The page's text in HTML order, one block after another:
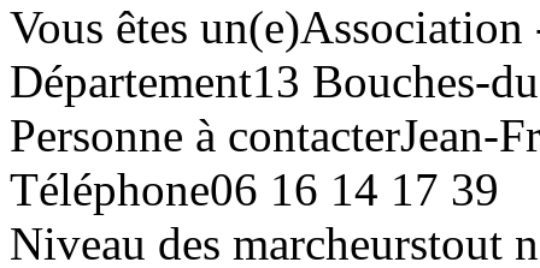
Vous êtes un(e)Association
Département13 Bouches-
Personne à contacterJean-
Téléphone06 16 14 17 39
Niveau des marcheurstout